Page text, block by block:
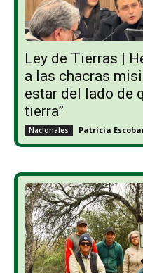
Ley de Tierras |
a las chacras
estar del lado de
tierra”
Nacionales Patricia